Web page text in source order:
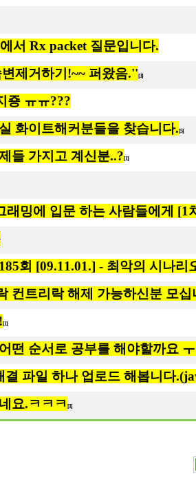
서 Rx packet 질문입니다.
제거하기!~~ 퍼왔음.'' [3]
죵 ㅠㅠ???
화이트해커분들을 찾습니다. [5]
들 가지고 계신분..? [1]
래밍에 입문 하는 사람들에게 [1
회 [09.11.01.] - 최악의 시나리
컨트리락 해제 가능하신분 모십
[1]
떤 순서로 공부를 해야할까요
결 파일 하나 업로드 해봅니다
요.ㅋㅋㅋ [1]